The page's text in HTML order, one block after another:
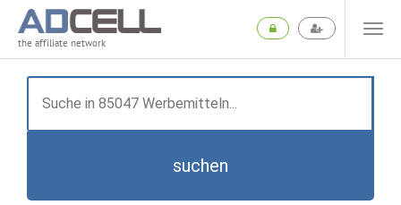
the affiliate network
suchen